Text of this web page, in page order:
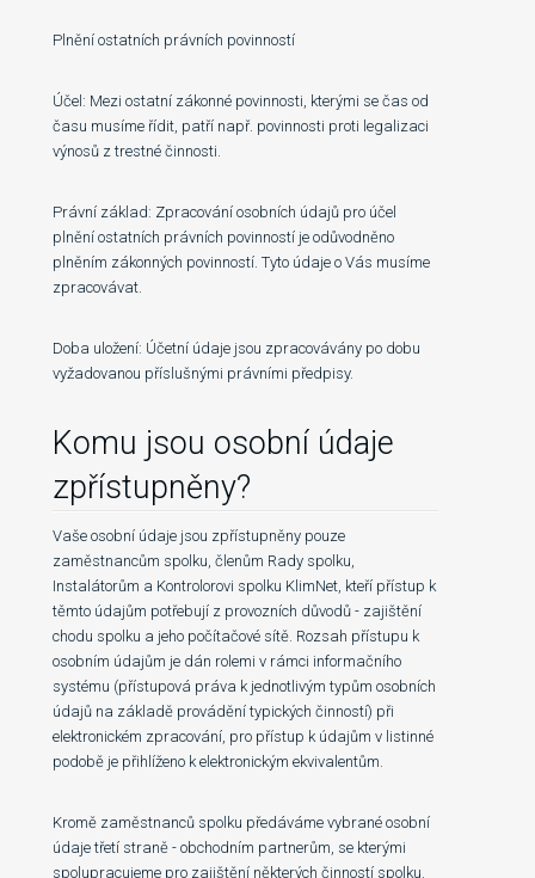
Plnění ostatních právních povinností
Účel: Mezi ostatní zákonné povinnosti, kterými se čas od
času musíme řídit, patří např. povinnosti proti legalizaci
výnosů z trestné činnosti.
Právní základ: Zpracování osobních údajů pro účel
plnění ostatních právních povinností je odůvodněno
plněním zákonných povinností. Tyto údaje o Vás musíme
zpracovávat.
Doba uložení: Účetní údaje jsou zpracovávány po dobu
vyžadovanou příslušnými právními předpisy.
Komu jsou osobní údaje
zpřístupněny?
Vaše osobní údaje jsou zpřístupněny pouze
zaměstnancům spolku, členům Rady spolku,
Instalátorům a Kontrolorovi spolku KlimNet, kteří přístup k
těmto údajům potřebují z provozních důvodů - zajištění
chodu spolku a jeho počítačové sítě. Rozsah přístupu k
osobním údajům je dán rolemi v rámci informačního
systému (přístupová práva k jednotlivým typům osobních
údajů na základě provádění typických činností) při
elektronickém zpracování, pro přístup k údajům v listinné
podobě je přihlíženo k elektronickým ekvivalentům.
Kromě zaměstnanců spolku předáváme vybrané osobní
údaje třetí straně - obchodním partnerům, se kterými
spolupracujeme pro zajištění některých činností spolku.